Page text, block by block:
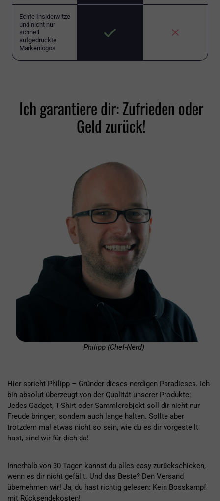
Echte Insiderwitze
und nicht nur
schnell
aufgedruckte
Markenlogos
Ich garantiere dir: Zufrieden oder
Geld zurück!
Philipp (Chef-Nerd)
Hier spricht Philipp – Gründer dieses nerdigen Paradieses. Ich
bin absolut überzeugt von der Qualität unserer Produkte:
Jedes Gadget, T-Shirt oder Sammlerobjekt soll dir nicht nur
Freude bringen, sondern auch lange halten. Sollte aber
trotzdem mal etwas nicht so sein, wie du es dir vorgestellt
hast, sind wir für dich da!
Innerhalb von 30 Tagen kannst du alles easy zurückschicken,
wenn es dir nicht gefällt. Und das Beste? Den Versand
übernehmen wir! Ja, du hast richtig gelesen: Kein Bosskampf
mit Rücksendekosten!